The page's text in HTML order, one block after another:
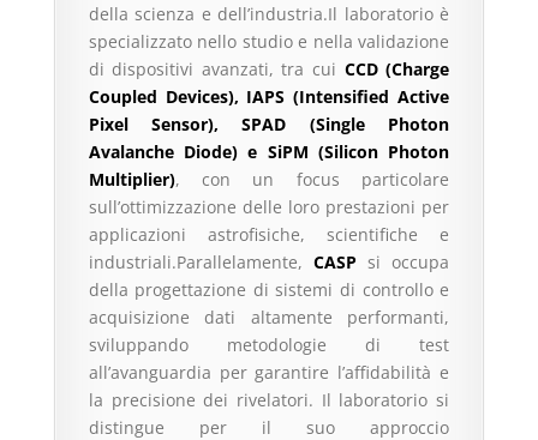
della scienza e dell’industria.Il laboratorio è
specializzato nello studio e nella validazione
di dispositivi avanzati, tra cui CCD (Charge
Coupled Devices), IAPS (Intensified Active
Pixel Sensor), SPAD (Single Photon
Avalanche Diode) e SiPM (Silicon Photon
Multiplier), con un focus particolare
sull’ottimizzazione delle loro prestazioni per
applicazioni astrofisiche, scientifiche e
industriali.Parallelamente, CASP si occupa
della progettazione di sistemi di controllo e
acquisizione dati altamente performanti,
sviluppando metodologie di test
all’avanguardia per garantire l’affidabilità e
la precisione dei rivelatori. Il laboratorio si
distingue per il suo approccio